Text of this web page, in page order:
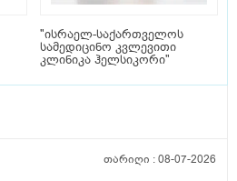
"ისრაელ-საქართველოს
სამედიცინო კვლევითი
კლინიკა ჰელსიკორი"
თარიღი :08-07-2026